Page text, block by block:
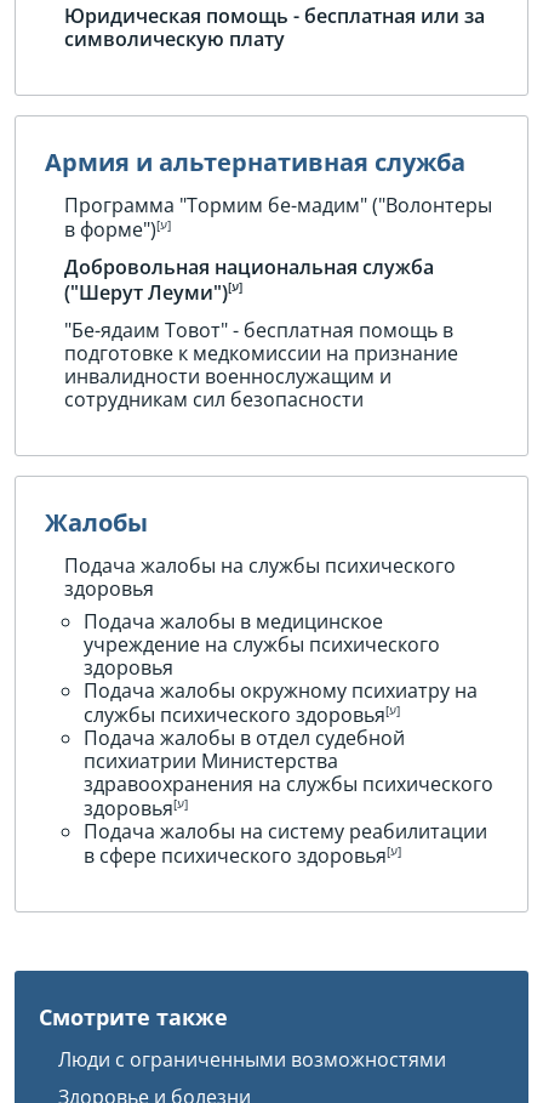
Юридическая помощь - бесплатная или за
символическую плату
Армия и альтернативная служба
Программа "Тормим бе-мадим" ("Волонтеры
в форме")
Добровольная национальная служба
("Шерут Леуми")
"Бе-ядаим Товот" - бесплатная помощь в
подготовке к медкомиссии на признание
инвалидности военнослужащим и
сотрудникам сил безопасности
Жалобы
Подача жалобы на службы психического
здоровья
Подача жалобы в медицинское
учреждение на службы психического
здоровья
Подача жалобы окружному психиатру на
службы психического здоровья
Подача жалобы в отдел судебной
психиатрии Министерства
здравоохранения на службы психического
здоровья
Подача жалобы на систему реабилитации
в сфере психического здоровья
Смотрите также
Люди с ограниченными возможностями
Здоровье и болезни